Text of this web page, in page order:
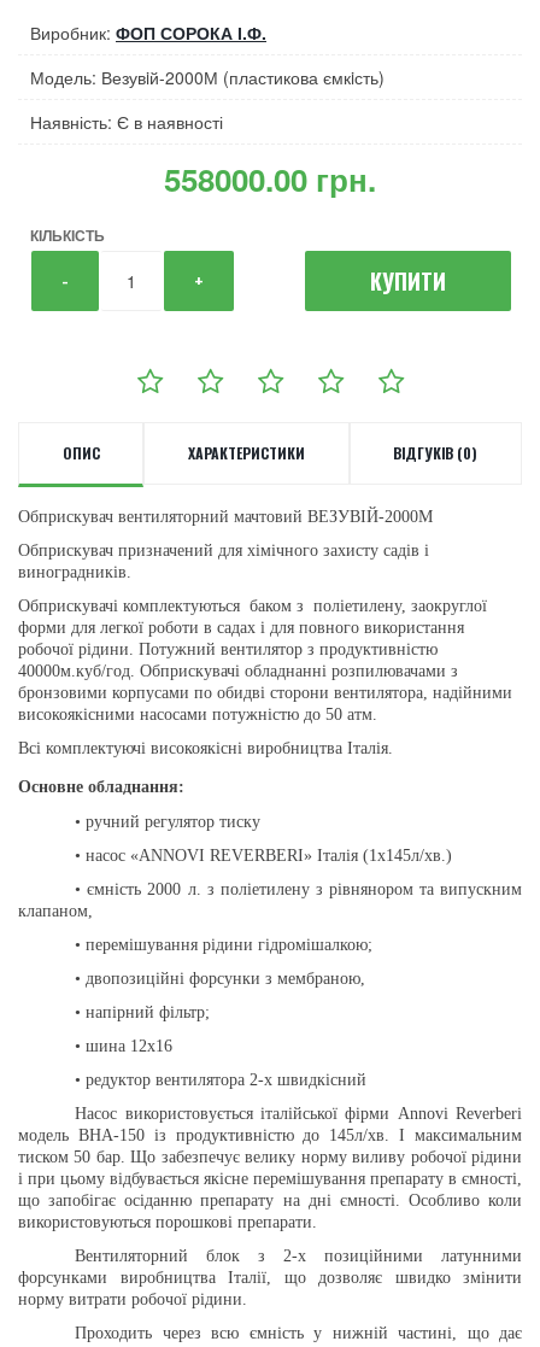
Виробник: ФОП СОРОКА І.Ф.
Модель: Везувiй-2000М (пластикова ємкiсть)
Наявність: Є в наявності
‎558000.00 грн.
КІЛЬКІСТЬ
- + КУПИТИ
ОПИС ХАРАКТЕРИСТИКИ ВІДГУКІВ (0)
Обприскувач вентиляторний мачтовий ВЕЗУВІЙ-2000М
Обприскувач призначений для хiмiчного захисту садiв i
виноградникiв.
Обприскувачi комплектуються баком з полiетилену, заокруглої
форми для легкої роботи в садах i для повного використання
робочої рiдини. Потужний вентилятор з продуктивнiстю
40000м.куб/год. Обприскувачi обладнаннi розпилювачами з
бронзовими корпусами по обидвi сторони вентилятора, надiйними
високоякiсними насосами потужнiстю до 50 атм.
Всi комплектуючi високоякiснi виробництва Iталiя.
Основне обладнання:
• ручний регулятор тиску
• насос «ANNOVI REVERBERI» Італія (1x145л/хв.)
• ємність 2000 л. з поліетилену з рівнянором та випускним
клапаном,
• перемішування рідини гідромішалкою;
• двопозиційні форсунки з мембраною,
• напірний фільтр;
• шина 12х16
• редуктор вентилятора 2-х швидкісний
Насос використовується італійської фірми Annovi Reverberi
модель ВНА-150 із продуктивністю до 145л/хв. І максимальним
тиском 50 бар. Що забезпечує велику норму виливу робочої рідини
і при цьому відбувається якісне перемішування препарату в ємності,
що запобігає осіданню препарату на дні ємності. Особливо коли
використовуються порошкові препарати.
Вентиляторний блок з 2-х позиційними латунними
форсунками виробництва Італії, що дозволяє швидко змінити
норму витрати робочої рідини.
Проходить через всю ємність у нижній частині, що дає